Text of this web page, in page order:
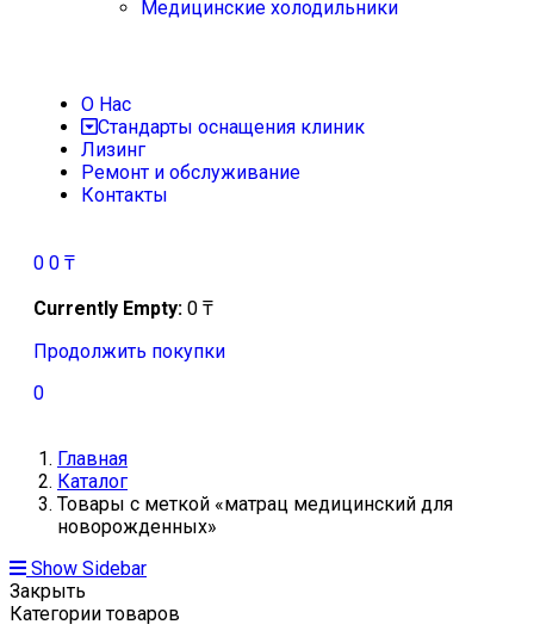
Медицинские холодильники
О Нас
Стандарты оснащения клиник
Лизинг
Ремонт и обслуживание
Контакты
0 0 ₸
Currently Empty: 0 ₸
Продолжить покупки
0
Главная
Каталог
Товары с меткой «матрац медицинский для
новорожденных»
Show Sidebar
Закрыть
Категории товаров